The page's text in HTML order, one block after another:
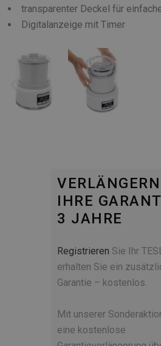
transparenter Deckel für
Digitalanzeige mit Timer
IHRE
3 JAHRE
Registrieren Sie Ihr
erhalten Sie ein
Garantie – kostenlos.
Mit unserer
eine kostenlose